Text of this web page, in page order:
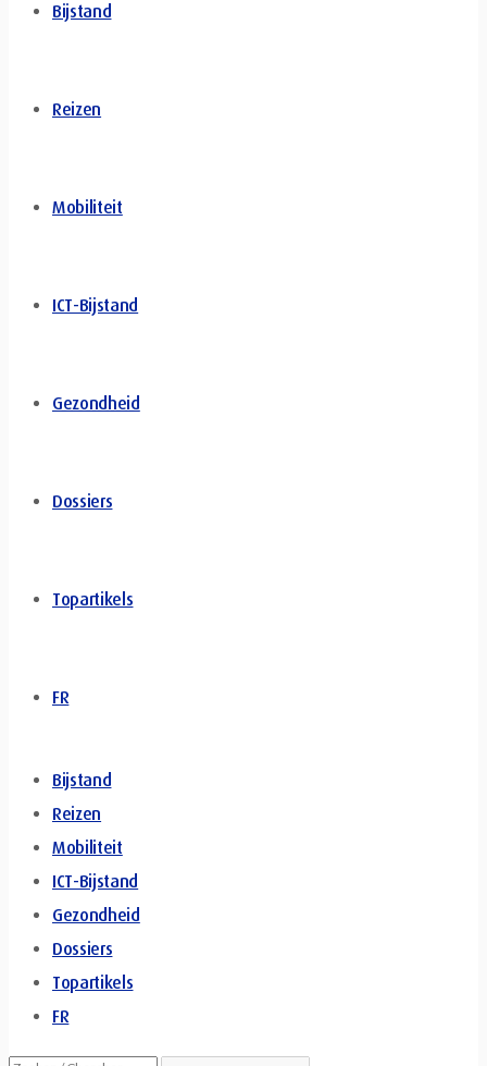
Bijstand
Reizen
Mobiliteit
ICT-Bijstand
Gezondheid
Dossiers
Topartikels
FR
Bijstand
Reizen
Mobiliteit
ICT-Bijstand
Gezondheid
Dossiers
Topartikels
FR